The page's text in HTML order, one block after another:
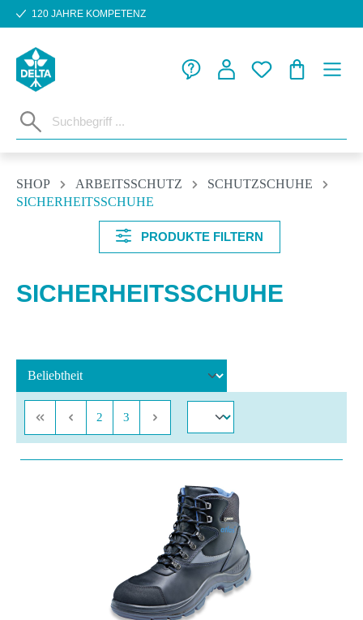
Zum Hauptinhalt springen
120 JAHRE KOMPETENZ
SHOP ARBEITSSCHUTZ
SCHUTZSCHUHE
SICHERHEITSSCHUHE
PRODUKTE FILTERN
SICHERHEITSSCHUHE
Seite
2 Seite
3